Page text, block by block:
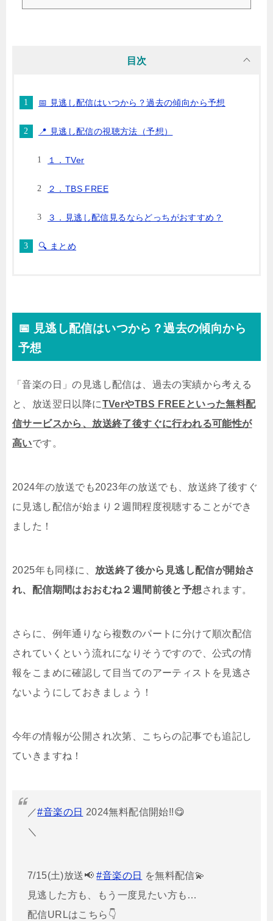
目次
📅 見逃し配信はいつから？過去の傾向から予想
📍 見逃し配信の視聴方法（予想）
１．TVer
２．TBS FREE
３．見逃し配信見るならどっちがおすすめ？
🔍 まとめ
📅 見逃し配信はいつから？過去の傾向から
予想
「音楽の日」の見逃し配信は、過去の実績から考える
と、放送翌日以降にTVerやTBS FREEといった無料配
信サービスから、放送終了後すぐに行われる可能性が
高いです。
2024年の放送でも2023年の放送でも、放送終了後すぐ
に見逃し配信が始まり２週間程度視聴することができ
ました！
2025年も同様に、 放送終了後から見逃し配信が開始さ
れ、配信期間はおおむね２週間前後と予想 されます。
さらに、例年通りなら複数のパートに分けて順次配信
されていくという流れになりそうですので、公式の情
報をこまめに確認して目当てのアーティストを見逃さ
ないようにしておきましょう！
今年の情報が公開され次第、こちらの記事でも追記し
ていきますね！
／#音楽の日 2024無料配信開始!!😋
＼
7/15(土)放送📢#音楽の日
を無料配信💫
見逃した方も、もう一度見たい方も…
配信URLはこちら👇